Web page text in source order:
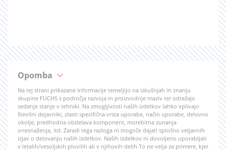
Opomba
Na tej strani prikazane informacije temeljijo na izkušnjah in znanju
skupine FUCHS s področja razvoja in proizvodnje maziv ter odražajo
sedanje stanje v tehniki. Na zmogljivosti naših izdelkov lahko vplivajo
številni dejavniki, zlasti specifična vrsta uporabe, način uporabe, delovno
okolje, predhodna obdelava komponent, morebitna zunanja
onesnaženja, itd. Zaradi tega razloga ni mogoče dajati splošno veljavnih
izjav o delovanju naših izdelkov. Naših izdelkov ni dovoljeno uporabljati
v letalih/vesoljskih plovilih ali v njihovih delih To ne velja za primere, kjer